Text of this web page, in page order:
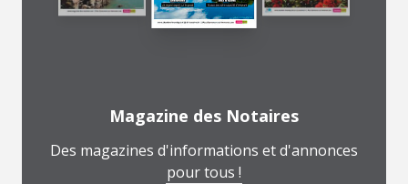
Magazine des Notaires
Des magazines d'informations et d'annonces
pour tous !